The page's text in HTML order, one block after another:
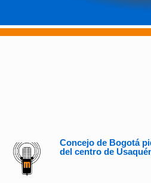
Concejo de Bogotá
del centro de